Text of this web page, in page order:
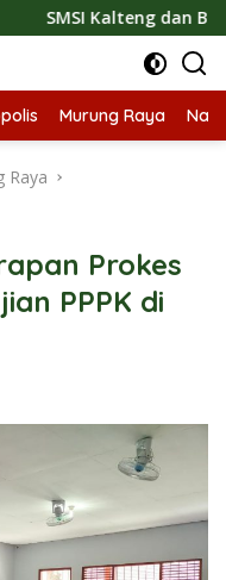
dan Bidan Sean
Murung Raya
Raya
Prokes
PPPK di